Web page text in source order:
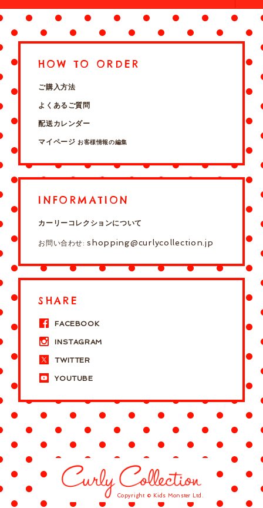
HOW TO ORDER
ご購入方法
よくあるご質問
配送カレンダー
マイページ お客様情報の編集
INFORMATION
カーリーコレクションについて
お問い合わせ:shopping@curlycollection.jp
SHARE
FACEBOOK
INSTAGRAM
TWITTER
YOUTUBE
Copyright © Kids Monster Ltd.